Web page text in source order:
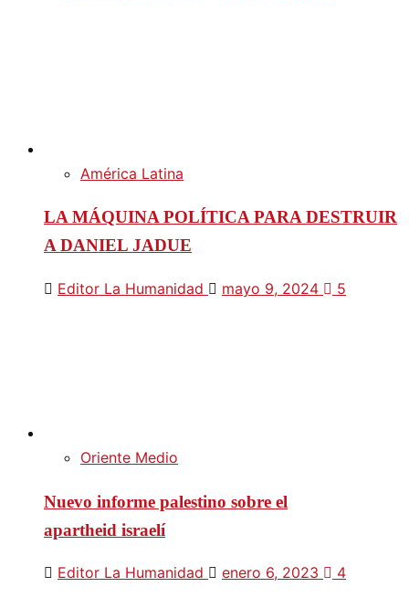
América Latina
LA MÁQUINA POLÍTICA PARA DESTRUIR
A DANIEL JADUE
Editor La Humanidad mayo 9, 2024 5
Oriente Medio
Nuevo informe palestino sobre el
apartheid israelí
Editor La Humanidad enero 6, 2023 4